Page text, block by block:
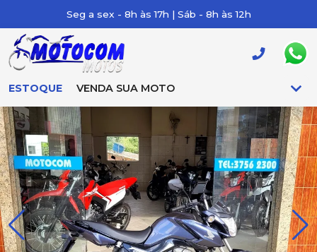
Seg a sex - 8h às 17h | Sáb - 8h às 12h
ESTOQUE VENDA SUA MOTO